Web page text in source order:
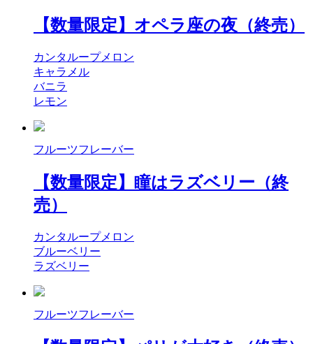
【数量限定】オペラ座の夜（終売）
カンタループメロン
キャラメル
バニラ
レモン
フルーツフレーバー
【数量限定】瞳はラズベリー（終
売）
カンタループメロン
ブルーベリー
ラズベリー
フルーツフレーバー